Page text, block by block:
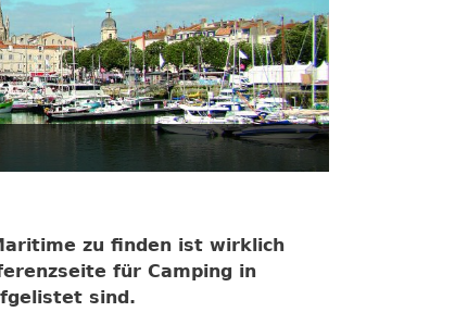
zu finden ist wirklich
für Camping in
sind.